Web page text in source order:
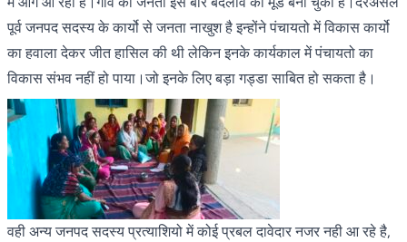
पूर्व जनपद सदस्य के कार्यो से जनता नाखुश है इन्होंने पंचायतो में विकास कार्यो
का हवाला देकर जीत हासिल की थी लेकिन इनके कार्यकाल में पंचायतो का
विकास संभव नहीं हो पाया।जो इनके लिए बड़ा गड्डा साबित हो सकता है।
वही अन्य जनपद सदस्य प्रत्याशियो में कोई प्रबल दावेदार नजर नही आ रहे है,